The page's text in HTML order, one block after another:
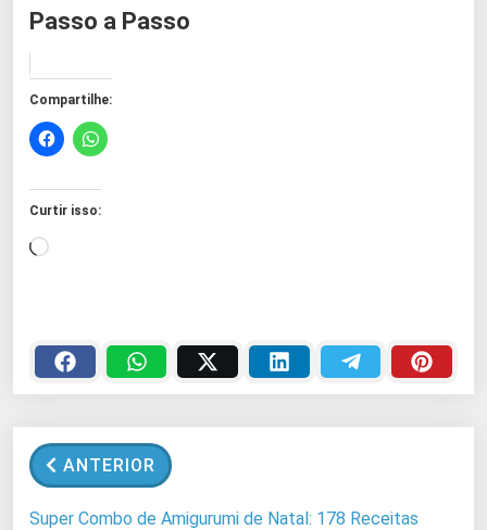
Passo a Passo
Compartilhe:
Curtir isso:
C
e
g
n
d
ANTERIOR
Super Combo de Amigurumi de Natal: 178 Receitas